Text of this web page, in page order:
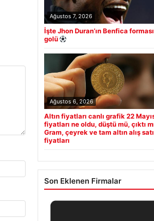
Ağustos 7, 2026
İşte Jhon Duran’ın Benfica
golü
Ağustos 6, 2026
Altın fiyatları canlı grafik 22
fiyatları ne oldu, düştü mü, çıktı
Gram, çeyrek ve tam altın alış
fiyatları
Son Eklenen Firmalar